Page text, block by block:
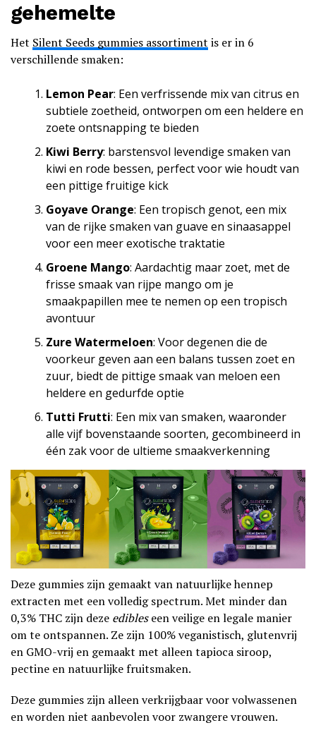
gehemelte
Het Silent Seeds gummies assortiment is er in 6
verschillende smaken:
Lemon Pear: Een verfrissende mix van citrus en
subtiele zoetheid, ontworpen om een heldere en
zoete ontsnapping te bieden
Kiwi Berry: barstensvol levendige smaken van
kiwi en rode bessen, perfect voor wie houdt van
een pittige fruitige kick
Goyave Orange: Een tropisch genot, een mix
van de rijke smaken van guave en sinaasappel
voor een meer exotische traktatie
Groene Mango: Aardachtig maar zoet, met de
frisse smaak van rijpe mango om je
smaakpapillen mee te nemen op een tropisch
avontuur
Zure Watermeloen: Voor degenen die de
voorkeur geven aan een balans tussen zoet en
zuur, biedt de pittige smaak van meloen een
heldere en gedurfde optie
Tutti Frutti: Een mix van smaken, waaronder
alle vijf bovenstaande soorten, gecombineerd in
één zak voor de ultieme smaakverkenning
Deze gummies zijn gemaakt van natuurlijke hennep
extracten met een volledig spectrum. Met minder dan
0,3% THC zijn deze edibleseen veilige en legale manier
om te ontspannen. Ze zijn 100% veganistisch, glutenvrij
en GMO-vrij en gemaakt met alleen tapioca siroop,
pectine en natuurlijke fruitsmaken.
Deze gummies zijn alleen verkrijgbaar voor volwassenen
en worden niet aanbevolen voor zwangere vrouwen.